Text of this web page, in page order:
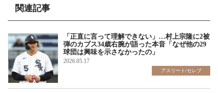
関連記事
「正直に言って理解できない」…村上宗隆に2被
弾のカブス34歳右腕が語った本音「なぜ他の29
球団は興味を示さなかったの」
2026.05.17
アスリート/セレブ